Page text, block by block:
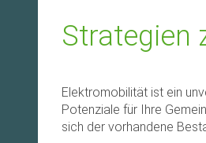
Strategien
Elektromobilität ist ein
Potenziale für Ihre
sich der vorhandene